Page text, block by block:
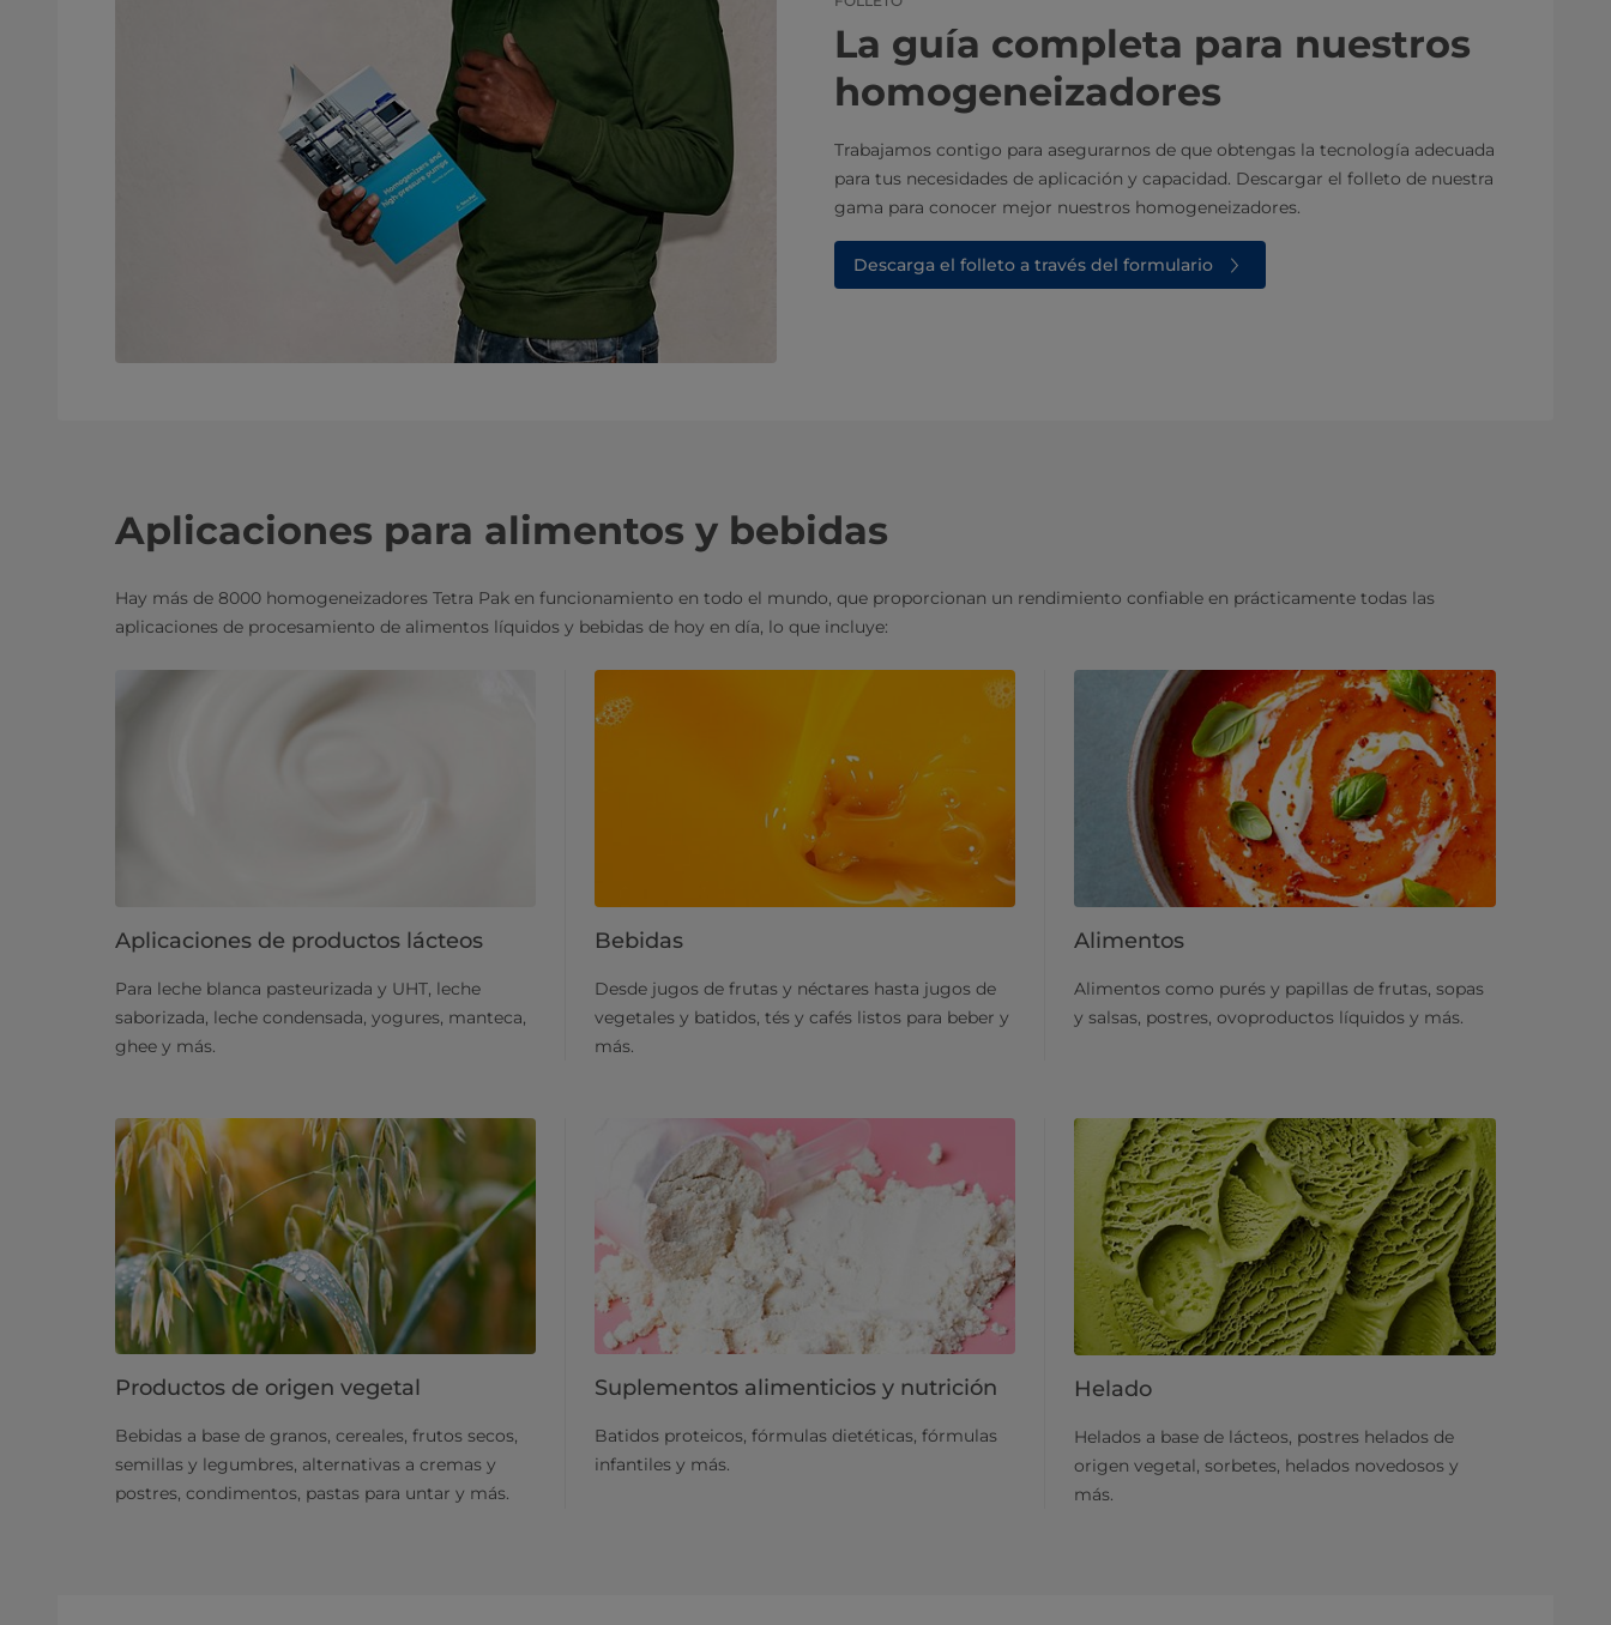
La guía completa para nuestros
homogeneizadores
Trabajamos contigo para asegurarnos de que obtengas la tecnología adecuada
para tus necesidades de aplicación y capacidad. Descargar el folleto de nuestra
gama para conocer mejor nuestros homogeneizadores.
Descarga el folleto a través del formulario
Aplicaciones para alimentos y bebidas
Hay más de 8000 homogeneizadores Tetra Pak en funcionamiento en todo el mundo, que proporcionan un rendimiento confiable en prácticamente todas las
aplicaciones de procesamiento de alimentos líquidos y bebidas de hoy en día, lo que incluye:
Aplicaciones de productos lácteos
Para leche blanca pasteurizada y UHT, leche
saborizada, leche condensada, yogures, manteca,
ghee y más.
Bebidas
Desde jugos de frutas y néctares hasta jugos de
vegetales y batidos, tés y cafés listos para beber y
más.
Alimentos
Alimentos como purés y papillas de frutas, sopas
y salsas, postres, ovoproductos líquidos y más.
Productos de origen vegetal
Bebidas a base de granos, cereales, frutos secos,
semillas y legumbres, alternativas a cremas y
postres, condimentos, pastas para untar y más.
Suplementos alimenticios y nutrición
Batidos proteicos, fórmulas dietéticas, fórmulas
infantiles y más.
Helado
Helados a base de lácteos, postres helados de
origen vegetal, sorbetes, helados novedosos y
más.